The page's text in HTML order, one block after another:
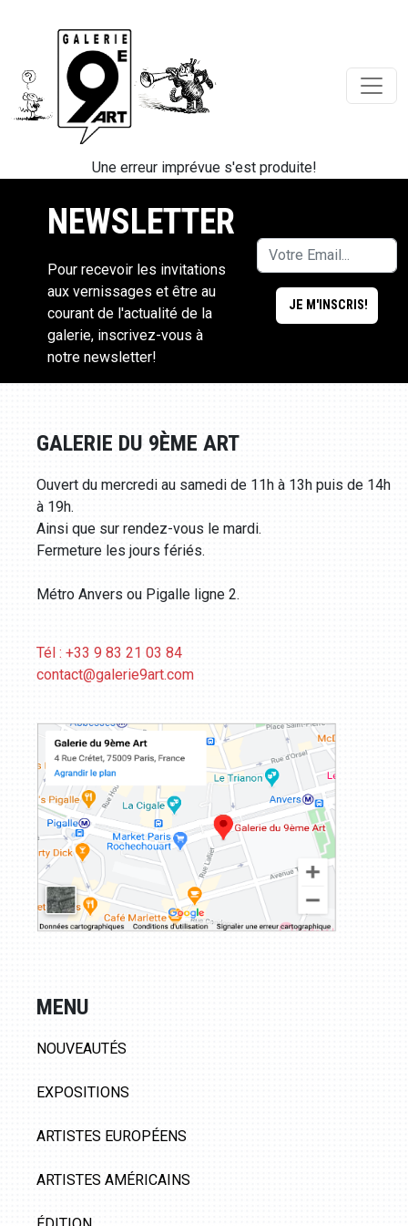
Une erreur imprévue s'est produite!
NEWSLETTER
Pour recevoir les invitations
aux vernissages et être au
courant de l'actualité de la
galerie, inscrivez-vous à
notre newsletter!
GALERIE DU 9ÈME ART
Ouvert du mercredi au samedi de 11h à 13h puis de 14h
à 19h.
Ainsi que sur rendez-vous le mardi.
Fermeture les jours fériés.
Métro Anvers ou Pigalle ligne 2.
Tél : +33 9 83 21 03 84
contact@galerie9art.com
MENU
NOUVEAUTÉS
EXPOSITIONS
ARTISTES EUROPÉENS
ARTISTES AMÉRICAINS